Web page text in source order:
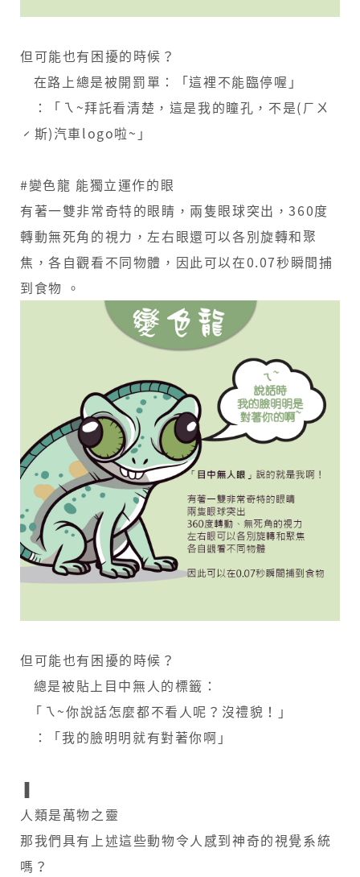
但可能也有困擾的時候？
​ ​ 在路上總是被開罰單：「這裡不能臨停喔」
​ ​ ：「ㄟ~拜託看清楚，這是我的瞳孔，不是(ㄏㄨ
ˊ斯)汽車logo啦~」
#變色龍 能獨立運作的眼
有著一雙非常奇特的眼睛，兩隻眼球突出，360度
轉動無死角的視力，左右眼還可以各別旋轉和聚
焦，各自觀看不同物體，因此可以在0.07秒瞬間捕
到食物 。
但可能也有困擾的時候？
​ ​ 總是被貼上目中無人的標籤：
​ 「ㄟ~你說話怎麼都不看人呢？沒禮貌！」
​ ​ ：「我的臉明明就有對著你啊」​
▐
人類是萬物之靈
那我們具有上述這些動物令人感到神奇的視覺系統
嗎？